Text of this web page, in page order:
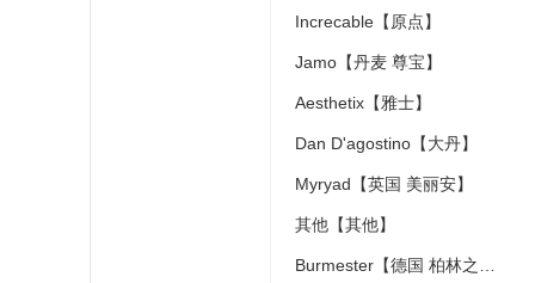
Increcable【原点】
Jamo【丹麦 尊宝】
Aesthetix【雅士】
Dan D'agostino【大丹】
Myryad【英国 美丽安】
其他【其他】